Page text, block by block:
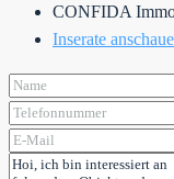
CONFIDA
Inserate